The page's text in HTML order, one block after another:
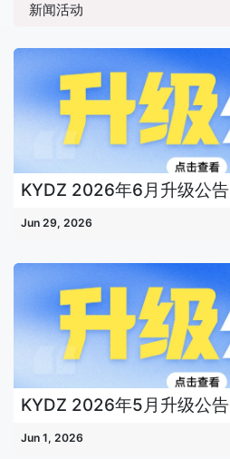
新闻活动
KYDZ 2026年6月升级公告
Jun 29, 2026
KYDZ 2026年5月升级公告
Jun 1, 2026